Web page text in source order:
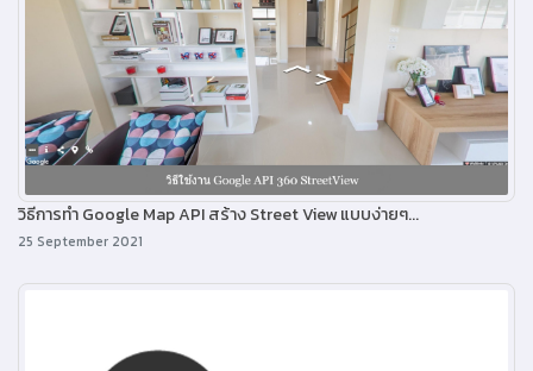
วิธีการทำ Google Map API สร้าง Street View แบบง่ายๆ...
25 September 2021